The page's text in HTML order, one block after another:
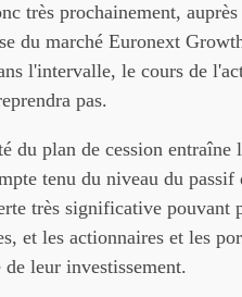
très prochainement,
du marché Euronext
l'intervalle, le cours de
pas.
du plan de cession
tenu du niveau du passif
très significative pouvant
et les actionnaires et les
leur investissement.